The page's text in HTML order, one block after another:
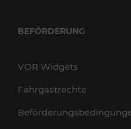
BEFÖRDERUNG
VOR Widgets
Fahrgastrechte